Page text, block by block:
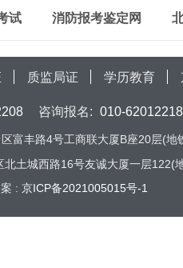
试 消防报考鉴定网
质监局证 学历教育
咨询报名: 010-62012218
富丰路4号工商联大厦B座20层(
北土城西路16号友诚大厦一层122(
: 京ICP备2021005015号-1